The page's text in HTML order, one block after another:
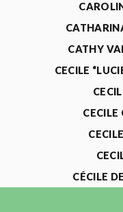
CATHY
CECILE
CECILE
CÉCILE